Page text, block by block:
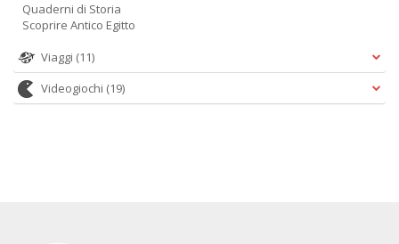
Quaderni di Storia
Scoprire Antico Egitto
Viaggi (11)
Videogiochi (19)